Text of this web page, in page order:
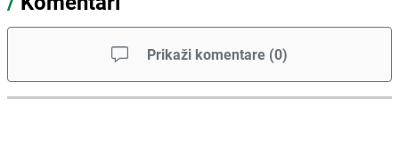
Prikaži komentare (0)